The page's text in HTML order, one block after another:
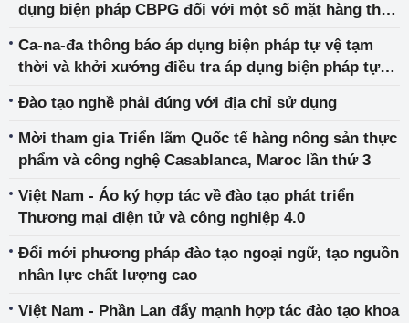
dụng biện pháp CBPG đối với một số mặt hàng thép
Ca-na-đa thông báo áp dụng biện pháp tự vệ tạm
thời và khởi xướng điều tra áp dụng biện pháp tự
khẩu
Đào tạo nghề phải đúng với địa chỉ sử dụng
Mời tham gia Triển lãm Quốc tế hàng nông sản thực
phẩm và công nghệ Casablanca, Maroc lần thứ 3
Việt Nam - Áo ký hợp tác về đào tạo phát triển
Thương mại điện tử và công nghiệp 4.0
Đổi mới phương pháp đào tạo ngoại ngữ, tạo nguồn
nhân lực chất lượng cao
Việt Nam - Phần Lan đẩy mạnh hợp tác đào tạo khoa